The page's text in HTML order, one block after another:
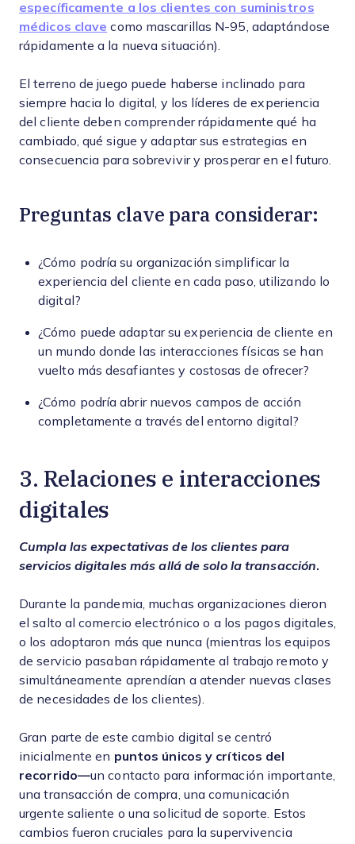
específicamente a los clientes con suministros
médicos clave como mascarillas N-95, adaptándose
rápidamente a la nueva situación).
El terreno de juego puede haberse inclinado para
siempre hacia lo digital, y los líderes de experiencia
del cliente deben comprender rápidamente qué ha
cambiado, qué sigue y adaptar sus estrategias en
consecuencia para sobrevivir y prosperar en el futuro.
Preguntas clave para considerar:
¿Cómo podría su organización simplificar la
experiencia del cliente en cada paso, utilizando lo
digital?
¿Cómo puede adaptar su experiencia de cliente en
un mundo donde las interacciones físicas se han
vuelto más desafiantes y costosas de ofrecer?
¿Cómo podría abrir nuevos campos de acción
completamente a través del entorno digital?
3. Relaciones e interacciones
digitales
Cumpla las expectativas de los clientes para
servicios digitales más allá de solo la transacción.
Durante la pandemia, muchas organizaciones dieron
el salto al comercio electrónico o a los pagos digitales,
o los adoptaron más que nunca (mientras los equipos
de servicio pasaban rápidamente al trabajo remoto y
simultáneamente aprendían a atender nuevas clases
de necesidades de los clientes).
Gran parte de este cambio digital se centró
inicialmente en puntos únicos y críticos del
recorrido—un contacto para información importante,
una transacción de compra, una comunicación
urgente saliente o una solicitud de soporte. Estos
cambios fueron cruciales para la supervivencia